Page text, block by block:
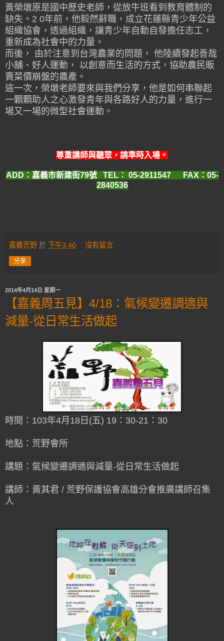
黃榮墩原是國中歷史老師，從放牛班看到教育體制的
缺失。2 0年前，他毅然辭職，成立花蓮縣青少年公益
組織協會，透過組織，讓青少年自動自發擔任志工，
重新成為社會中的力量。
而後， 由於注意到台灣農業的問題， 他陸續發起善哉
小舖、好人運動， 以創意而生活的方式，協助農民販
賣菜價崩盤的農產。
這一次，榮墩老師要來與我們分享，他是如何串聯起
一顆顆助人之心激發青年與各路好人的力量，進行一
場又一場的微型社會運動。
尊重講師與聽眾，請準時入場。
ADD：嘉義市新建街79號 TEL： 05-2911547
FAX：05-
2840536
嘉義荒野 於 下午3:40 沒有留言:
分享
2014年4月14日 星期一
【嘉義周五見】4/18：氣候變遷調適與
減量-從日常生活做起
時間：103年4月18日(五) 19：30-21：30
地點：荒野會所
講題：氣候變遷調適與減量-從日常生活做起
講師：黃其君 / 荒野保護協會高雄分會推廣講師召集
人